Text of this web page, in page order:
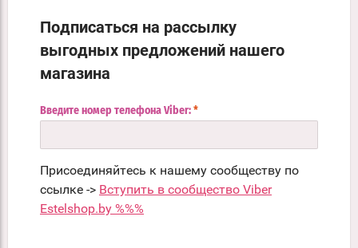
Подписаться на рассылку
выгодных предложений нашего
магазина
Введите номер телефона Viber: *
Присоединяйтесь к нашему сообществу по
ссылке -> Вступить в сообщество Viber
Estelshop.by %%%